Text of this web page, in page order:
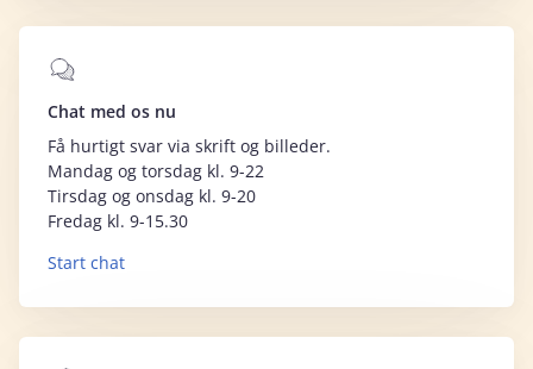
Chat med os nu
Få hurtigt svar via skrift og billeder.
Mandag og torsdag kl. 9-22
Tirsdag og onsdag kl. 9-20
Fredag kl. 9-15.30
Start chat